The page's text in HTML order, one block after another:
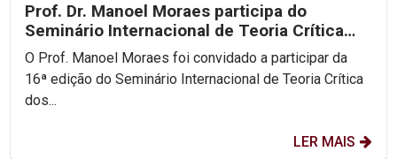
Prof. Dr. Manoel Moraes participa do
Seminário Internacional de Teoria Crítica
dos Direitos...
O Prof. Manoel Moraes foi convidado a participar da
16ª edição do Seminário Internacional de Teoria Crítica
dos...
LER MAIS